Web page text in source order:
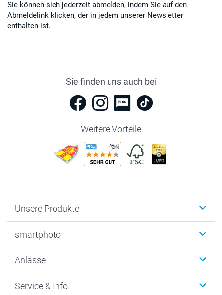
Sie können sich jederzeit abmelden, indem Sie auf den
Abmeldelink klicken, der in jedem unserer Newsletter
enthalten ist.
Sie finden uns auch bei
Weitere Vorteile
Unsere Produkte
Fotogeschenke
MyNameBook
Fotoabzüge, Fotos als Buch & Poster
smartphoto
Warum smartphoto
Datenschutz
Anlässe
Neujahr
Service & Info